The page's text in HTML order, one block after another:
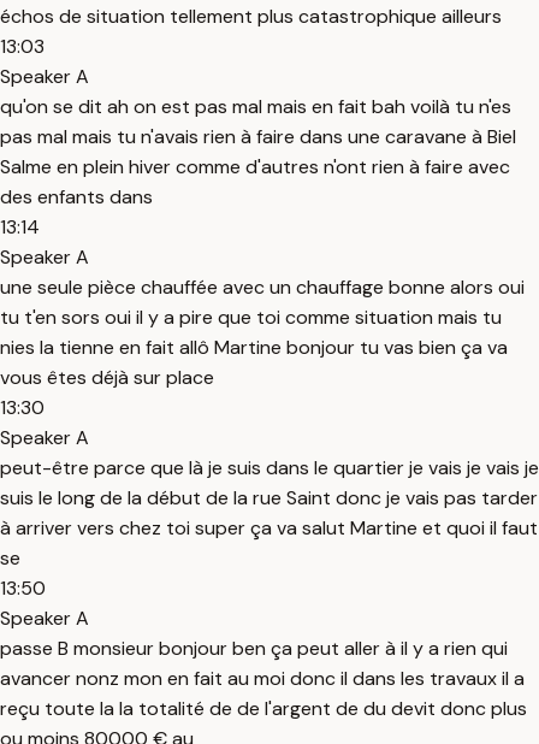
échos de situation tellement plus catastrophique ailleurs
13:03
Speaker A
qu'on se dit ah on est pas mal mais en fait bah voilà tu n'es
pas mal mais tu n'avais rien à faire dans une caravane à Biel
Salme en plein hiver comme d'autres n'ont rien à faire avec
des enfants dans
13:14
Speaker A
une seule pièce chauffée avec un chauffage bonne alors oui
tu t'en sors oui il y a pire que toi comme situation mais tu
nies la tienne en fait allô Martine bonjour tu vas bien ça va
vous êtes déjà sur place
13:30
Speaker A
peut-être parce que là je suis dans le quartier je vais je vais je
suis le long de la début de la rue Saint donc je vais pas tarder
à arriver vers chez toi super ça va salut Martine et quoi il faut
se
13:50
Speaker A
passe B monsieur bonjour ben ça peut aller à il y a rien qui
avancer nonz mon en fait au moi donc il dans les travaux il a
reçu toute la la totalité de de l'argent de du devit donc plus
ou moins 80000 € au